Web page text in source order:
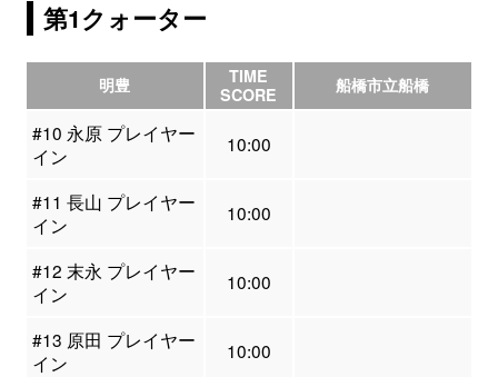
第1クォーター
明豊
TIME
SCORE
船橋市立船橋
#10 永原 プレイヤー
イン
10:00
#11 長山 プレイヤー
イン
10:00
#12 末永 プレイヤー
イン
10:00
#13 原田 プレイヤー
イン
10:00